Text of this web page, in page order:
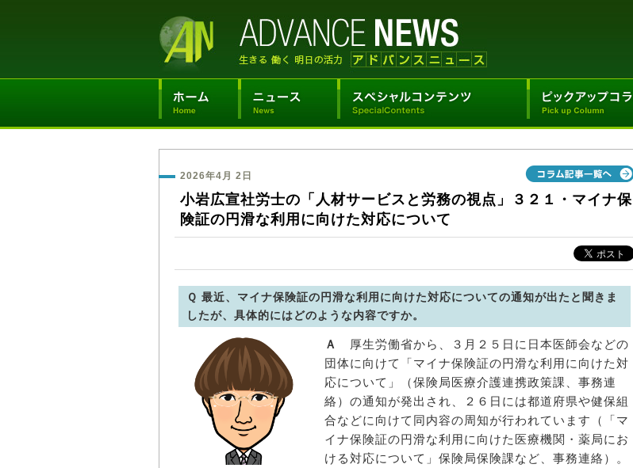
2026年4月 2日
小岩広宣社労士の「人材サービスと労務の視点」３２１・マイナ保
険証の円滑な利用に向けた対応について
Ｑ 最近、マイナ保険証の円滑な利用に向けた対応についての通知が出たと聞きま
したが、具体的にはどのような内容ですか。
Ａ
厚生労働省から、３月２５日に日本医師会などの
団体に向けて「マイナ保険証の円滑な利用に向けた対
応について」（保険局医療介護連携政策課、事務連
絡）の通知が発出され、２６日には都道府県や健保組
合などに向けて同内容の周知が行われています（「マ
イナ保険証の円滑な利用に向けた医療機関・薬局にお
ける対応について」保険局保険課など、事務連絡）。